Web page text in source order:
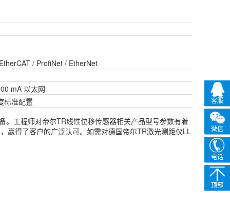
/ ProfiNet / EtherNet
mA 以太网
标准配置
工程师对帝尔TR线性位移传感器相关产品型号参数有着
赢得了客户的广泛认可。如需对德国帝尔TR激光测距仪LL
客服
微信
电话
顶部